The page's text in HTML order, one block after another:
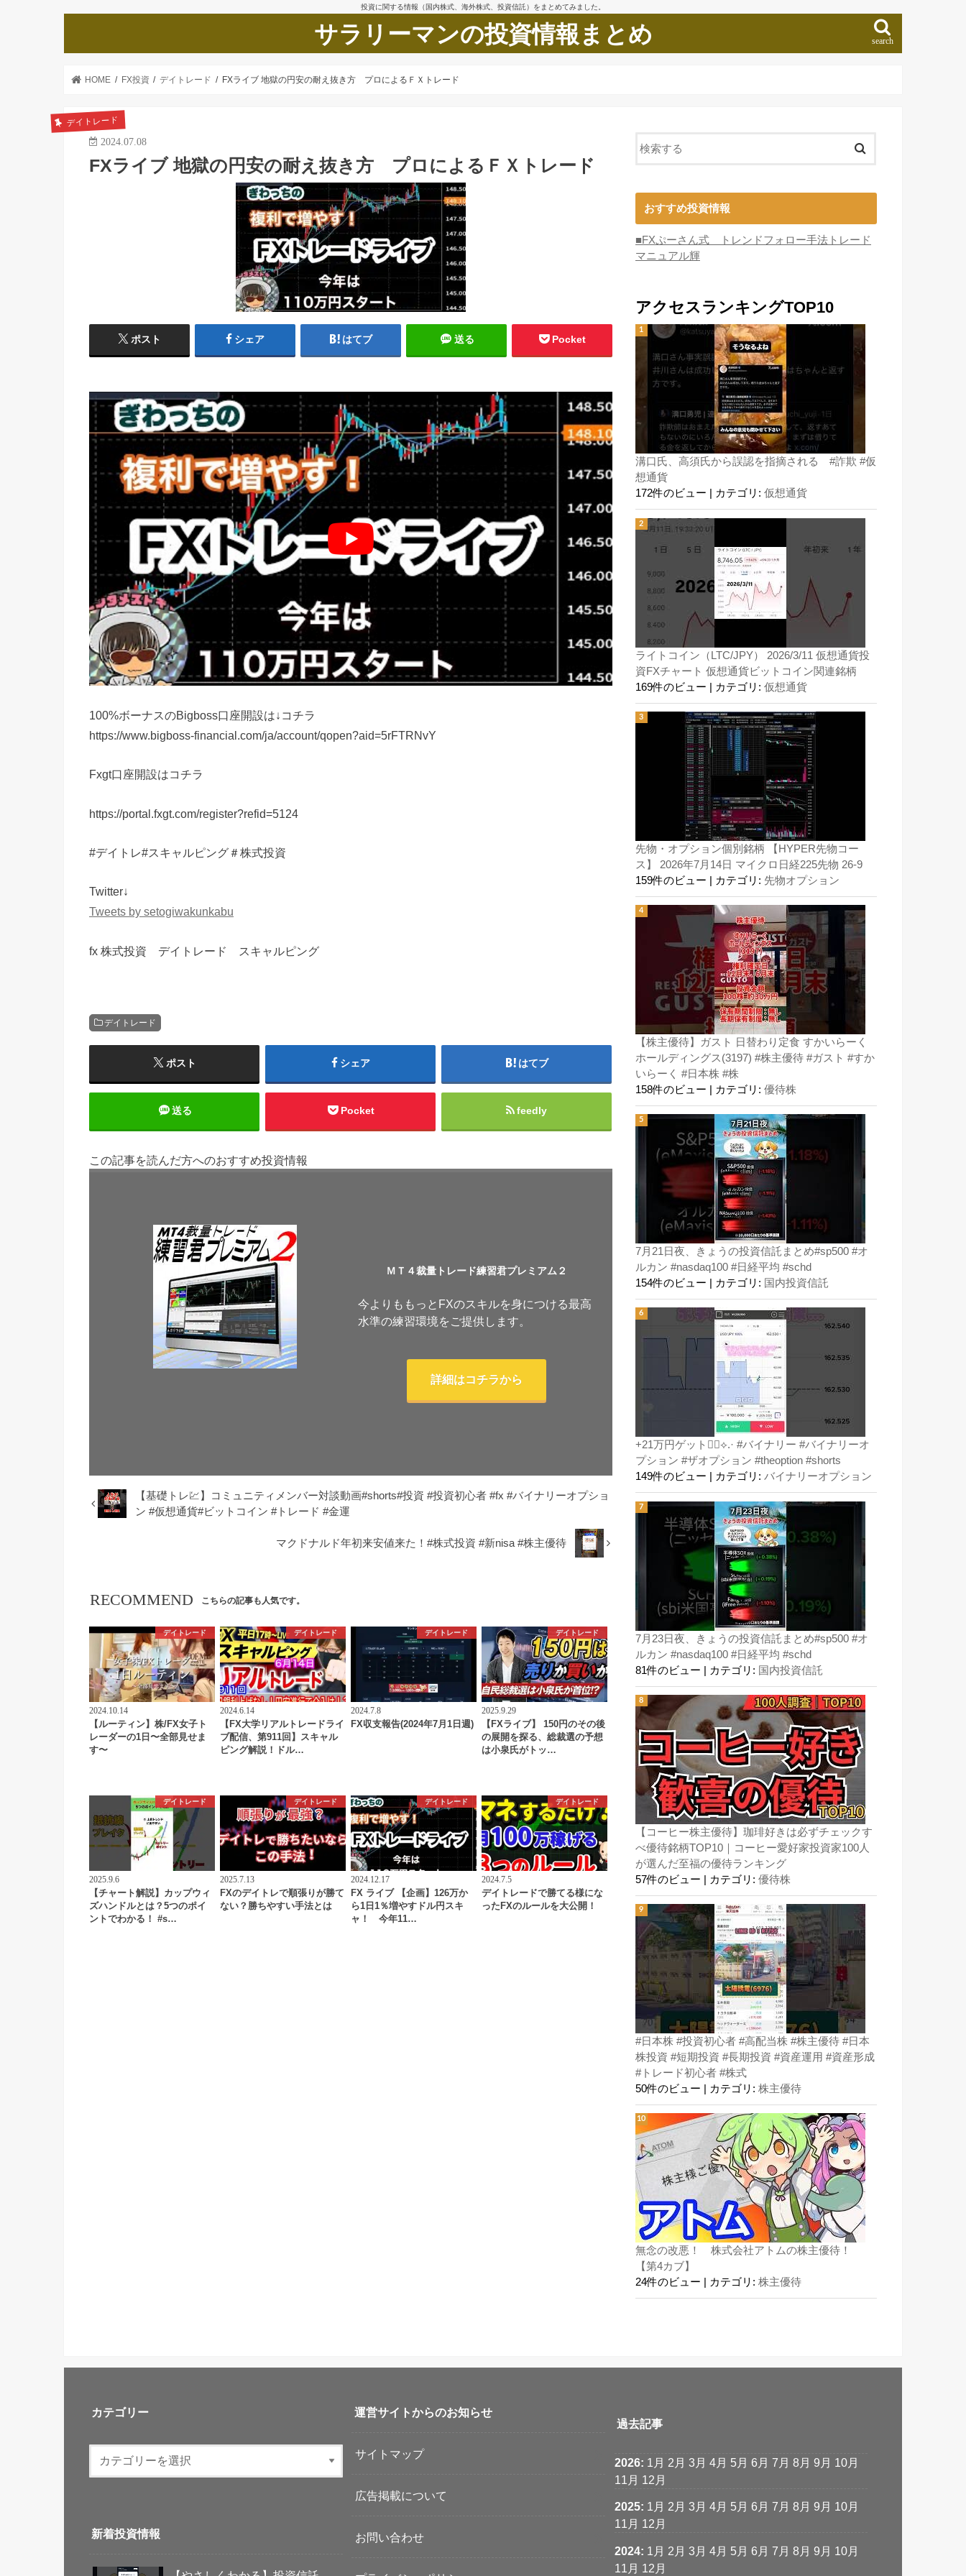
投資に関する情報（国内株式、海外株式、投資信託）をまとめてみました。
サラリーマンの投資情報まとめ search
HOME FX投資 デイトレード FXライブ 地獄の円安の耐え抜き方 プロによるＦＸトレード
デイトレード
2024.07.08
FXライブ 地獄の円安の耐え抜き方 プロによるＦＸトレード
ポスト シェア はてブ 送る Pocket
100%ボーナスのBigboss口座開設は↓コチラ
https://www.bigboss-financial.com/ja/account/qopen?aid=5rFTRNvY
Fxgt口座開設はコチラ
https://portal.fxgt.com/register?refid=5124
#デイトレ#スキャルピング＃株式投資
Twitter↓
Tweets by setogiwakunkabu
fx 株式投資 デイトレード スキャルピング
デイトレード
ポスト シェア はてブ
送る Pocket feedly
この記事を読んだ方へのおすすめ投資情報
ＭＴ４裁量トレード練習君プレミアム２
今よりももっとFXのスキルを身につける最高
水準の練習環境をご提供します。
詳細はコチラから
【基礎トレ💹】コミュニティメンバー対談動画#shorts#投資 #投資初心者 #fx #バイナリーオプショ
ン #仮想通貨#ビットコイン #トレード #金運
マクドナルド年初来安値来た！#株式投資 #新nisa #株主優待
RECOMMEND こちらの記事も人気です。
デイトレード
2024.10.14
【ルーティン】株/FX女子ト
レーダーの1日〜全部見せま
す〜
デイトレード
2024.6.14
【FX大学リアルトレードライ
ブ配信、第911回】スキャル
ピング解説！ドル…
デイトレード
2024.7.8
FX収支報告(2024年7月1日週)
デイトレード
2025.9.29
【FXライブ】 150円のその後
の展開を探る、総裁選の予想
は小泉氏がトッ…
デイトレード
2025.9.6
【チャート解説】カップウィ
ズハンドルとは？5つのポイ
ントでわかる！ #s…
デイトレード
2025.7.13
FXのデイトレで順張りが勝て
ない？勝ちやすい手法とは
デイトレード
2024.12.17
FX ライブ 【企画】126万か
ら1日1％増やすドル円スキ
ャ！ 今年11…
デイトレード
2024.7.5
デイトレードで勝てる様にな
ったFXのルールを大公開！
おすすめ投資情報
■FXぷーさん式 トレンドフォロー手法トレード
マニュアル輝
アクセスランキングTOP10
溝口氏、高須氏から誤認を指摘される #詐欺 #仮
想通貨
172件のビュー
カテゴリ: 仮想通貨
ライトコイン（LTC/JPY） 2026/3/11 仮想通貨投
資FXチャート 仮想通貨ビットコイン関連銘柄
169件のビュー | カテゴリ: 仮想通貨
先物・オプション個別銘柄 【HYPER先物コー
ス】 2026年7月14日 マイクロ日経225先物 26-9
159件のビュー
カテゴリ: 先物オプション
【株主優待】ガスト 日替わり定食 すかいらーく
ホールディングス(3197) #株主優待 #ガスト #すか
いらーく #日本株 #株
158件のビュー
カテゴリ: 優待株
7月21日夜、きょうの投資信託まとめ#sp500 #オ
ルカン #nasdaq100 #日経平均 #schd
154件のビュー
カテゴリ: 国内投資信託
+21万円ゲット👍🏻⟡.· #バイナリー #バイナリーオ
プション #ザオプション #theoption #shorts
149件のビュー
カテゴリ: バイナリーオプション
7月23日夜、きょうの投資信託まとめ#sp500 #オ
ルカン #nasdaq100 #日経平均 #schd
81件のビュー | カテゴリ: 国内投資信託
【コーヒー株主優待】珈琲好きは必ずチェックす
べ優待銘柄TOP10｜コーヒー愛好家投資家100人
が選んだ至福の優待ランキング
57件のビュー
カテゴリ: 優待株
#日本株 #投資初心者 #高配当株 #株主優待 #日本
株投資 #短期投資 #長期投資 #資産運用 #資産形成
#トレード初心者 #株式
50件のビュー
カテゴリ: 株主優待
無念の改悪！ 株式会社アトムの株主優待！
【第4カブ】
24件のビュー
カテゴリ: 株主優待
カテゴリー
新着投資情報
運営サイトからのお知らせ
サイトマップ
広告掲載について
お問い合わせ
過去記事
2026: 1月 2月 3月 4月 5月 6月 7月 8月 9月 10月
11月 12月
2025: 1月 2月 3月 4月 5月 6月 7月 8月 9月 10月
11月 12月
2024: 1月 2月 3月 4月 5月 6月 7月 8月 9月 10月
11月 12月